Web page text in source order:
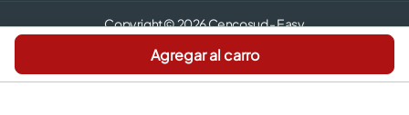
Agregar al carro
Copyright © 2026 Cencosud - Easy
Términos y Condiciones |
Seguridad y Privacidad |
Código de ética